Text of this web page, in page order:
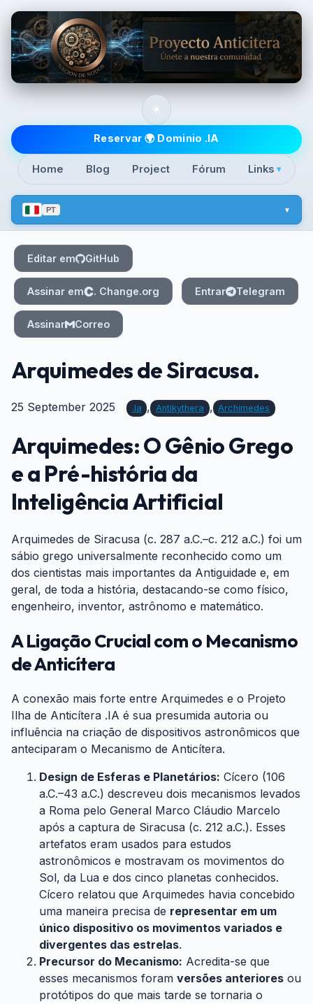
Top level
Home Blog Project Fórum Links ▾
PT
☀️
Reservar 🌍 Dominio .IA
Editar em GitHub
Assinar em . Change.org Entrar Telegram
Assinar Correo
Arquimedes de Siracusa.
25 September 2025 .ia , Antikythera , Archimedes
Arquimedes: O Gênio Grego
e a Pré-história da
Inteligência Artificial
Arquimedes de Siracusa (c. 287 a.C.–c. 212 a.C.) foi um
sábio grego universalmente reconhecido como um
dos cientistas mais importantes da Antiguidade e, em
geral, de toda a história, destacando-se como físico,
engenheiro, inventor, astrônomo e matemático.
A Ligação Crucial com o Mecanismo
de Anticítera
A conexão mais forte entre Arquimedes e o Projeto
Ilha de Anticítera .IA é sua presumida autoria ou
influência na criação de dispositivos astronômicos que
anteciparam o Mecanismo de Anticítera.
Design de Esferas e Planetários: Cícero (106
a.C.–43 a.C.) descreveu dois mecanismos levados
a Roma pelo General Marco Cláudio Marcelo
após a captura de Siracusa (c. 212 a.C.). Esses
artefatos eram usados para estudos
astronômicos e mostravam os movimentos do
Sol, da Lua e dos cinco planetas conhecidos.
Cícero relatou que Arquimedes havia concebido
uma maneira precisa de representar em um
único dispositivo os movimentos variados e
divergentes das estrelas.
Precursor do Mecanismo: Acredita-se que
esses mecanismos foram versões anteriores ou
protótipos do que mais tarde se tornaria o